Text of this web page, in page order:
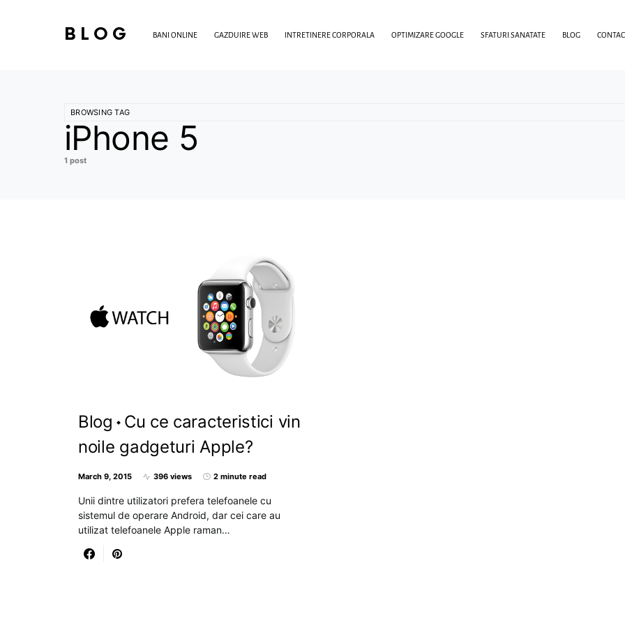
BLOG BANI ONLINE GAZDUIRE WEB INTRETINERE CORPORALA OPTIMIZARE GOOGLE SFATURI SANATATE BLOG
BROWSING TAG
iPhone 5
1 post
Blog
Cu ce caracteristici vin
noile gadgeturi Apple?
March 9, 2015 396 views 2 minute read
Unii dintre utilizatori prefera telefoanele cu
sistemul de operare Android, dar cei care au
utilizat telefoanele Apple raman…